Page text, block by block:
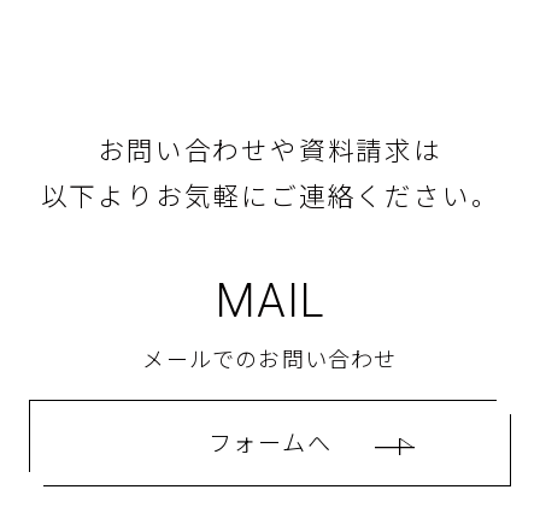
お問い合わせや資料請求は
以下よりお気軽にご連絡ください。
MAIL
メールでのお問い合わせ
フォームへ